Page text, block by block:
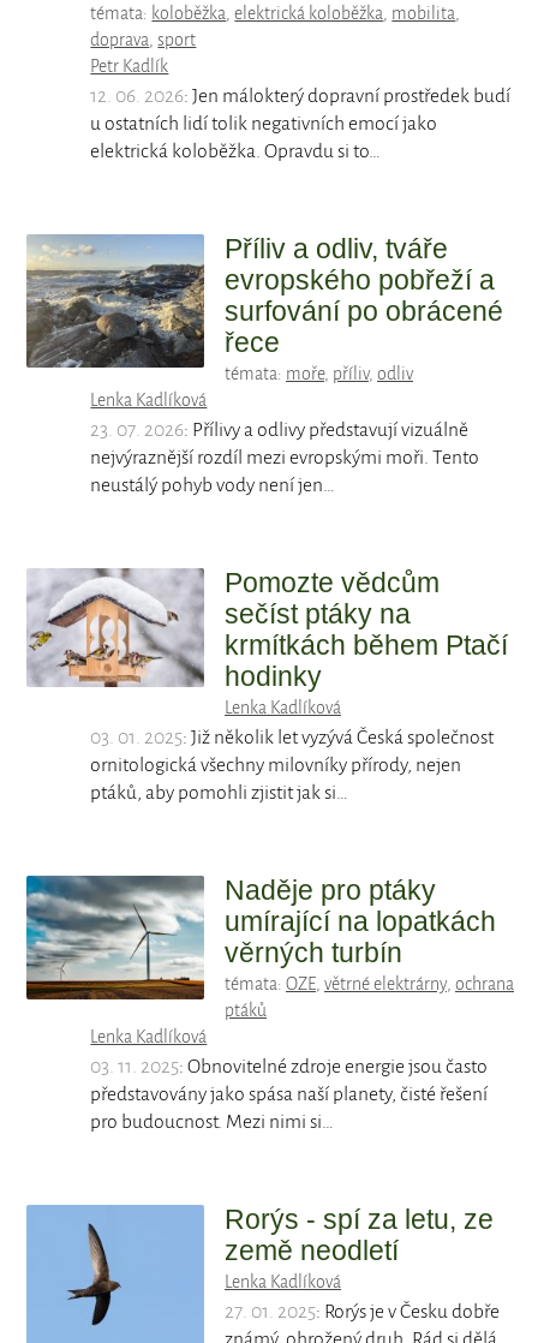
témata: koloběžka,elektrická koloběžka, mobilita,
doprava,sport
Petr Kadlík
12. 06. 2026: Jen málokterý dopravní prostředek budí
u ostatních lidí tolik negativních emocí jako
elektrická koloběžka. Opravdu si to…
Příliv a odliv, tváře
evropského pobřeží a
surfování po obrácené
řece
témata: moře, příliv, odliv
Lenka Kadlíková
23. 07. 2026: Přílivy a odlivy představují vizuálně
nejvýraznější rozdíl mezi evropskými moři. Tento
neustálý pohyb vody není jen…
Pomozte vědcům
sečíst ptáky na
krmítkách během Ptačí
hodinky
Lenka Kadlíková
03. 01. 2025: Již několik let vyzývá Česká společnost
ornitologická všechny milovníky přírody, nejen
ptáků, aby pomohli zjistit jak si…
Naděje pro ptáky
umírající na lopatkách
věrných turbín
témata: OZE, větrné elektrárny, ochrana
ptáků
Lenka Kadlíková
03. 11. 2025: Obnovitelné zdroje energie jsou často
představovány jako spása naší planety, čisté řešení
pro budoucnost. Mezi nimi si…
Rorýs - spí za letu, ze
země neodletí
Lenka Kadlíková
27. 01. 2025: Rorýs je v Česku dobře